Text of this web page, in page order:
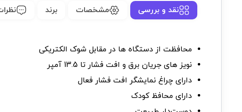
نقد و بررسی مشخصات برند
محافظت از دستگاه ها در مقابل شوک الکتریکی
نویز های جریان برق و افت فشار تا 13.5 آمپر
دارای چراغ نمایشگر افت فشار فعال
دارای محافظ کودک